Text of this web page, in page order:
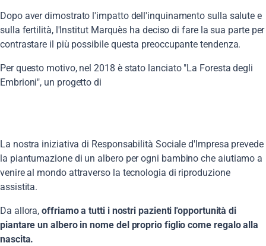
Dopo aver dimostrato l'impatto dell'inquinamento sulla salute e
sulla fertilità, l'Institut Marquès ha deciso di fare la sua parte per
contrastare il più possibile questa preoccupante tendenza.
Per questo motivo, nel 2018 è stato lanciato "La Foresta degli
Embrioni", un progetto di
La nostra iniziativa di Responsabilità Sociale d'Impresa prevede
la piantumazione di un albero per ogni bambino che aiutiamo a
venire al mondo attraverso la tecnologia di riproduzione
assistita.
Da allora,offriamo a tutti i nostri pazienti l'opportunità di
piantare un albero in nome del proprio figlio come regalo alla
nascita.